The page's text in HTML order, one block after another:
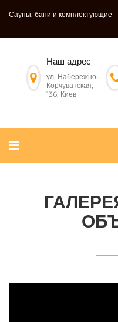
Сауны, бани и комплектующие
Наш адрес
ул. Набережно-
Корчуватская,
136, Киев